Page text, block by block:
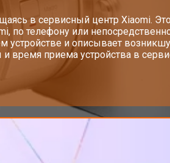
от 3300 ₽
от 3100 ₽ Заказать
в сервисный центр Xiaomi.
по телефону или
устройстве и описывает
время приема устройства в